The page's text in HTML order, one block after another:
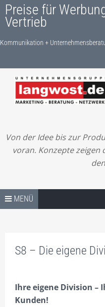
Preise für
Vertrieb
Kommunikation +
Kommunikation +
Von der Idee bis zur
voran. Konzepte zeigen
Springe zum Inhalt
MENÜ
PREISE / SHOP – START
ONLINE – SHOP FÜR
SEI DOCH MAL CREATIV.
S8 – Die eigene
Ihre eigene Division –
Kunden!